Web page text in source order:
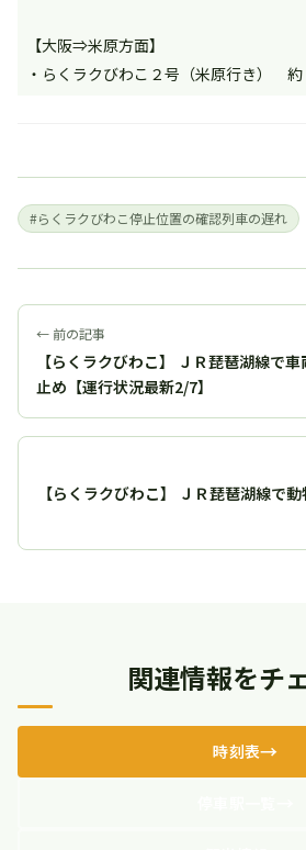
【大阪⇒米原方面】
・らくラクびわこ２号（米原行き）
#らくラクびわこ停止位置の確認列車の遅れ
← 前の記事
【らくラクびわこ】 ＪＲ琵琶湖線で
止め【運行状況最新2/7】
【らくラクびわこ】 ＪＲ琵琶湖線で
関連情報をチ
時刻表